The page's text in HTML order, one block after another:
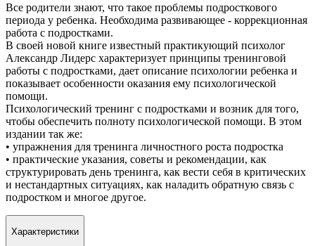
Все родители знают, что такое проблемы подросткового
периода у ребенка. Необходима развивающее - коррекционная
работа с подростками.
В своей новой книге известный практикующий психолог
Александр Лидерс характеризует принципы тренинговой
работы с подростками, дает описание психологии ребенка и
показывает особенности оказания ему психологической
помощи.
Психологический тренинг с подростками и возник для того,
чтобы обеспечить полноту психологической помощи. В этом
издании так же:
• упражнения для тренинга личностного роста подростка
• практические указания, советы и рекомендации, как
структурировать день тренинга, как вести себя в критических
и нестандартных ситуациях, как наладить обратную связь с
подростком и многое другое.
Характеристики